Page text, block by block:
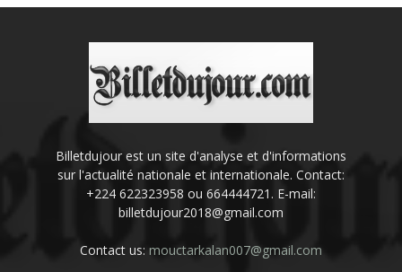
Billetdujour est un site d'analyse et d'informations
sur l'actualité nationale et internationale. Contact:
+224 622323958 ou 664444721. E-mail:
billetdujour2018@gmail.com
Contact us: mouctarkalan007@gmail.com